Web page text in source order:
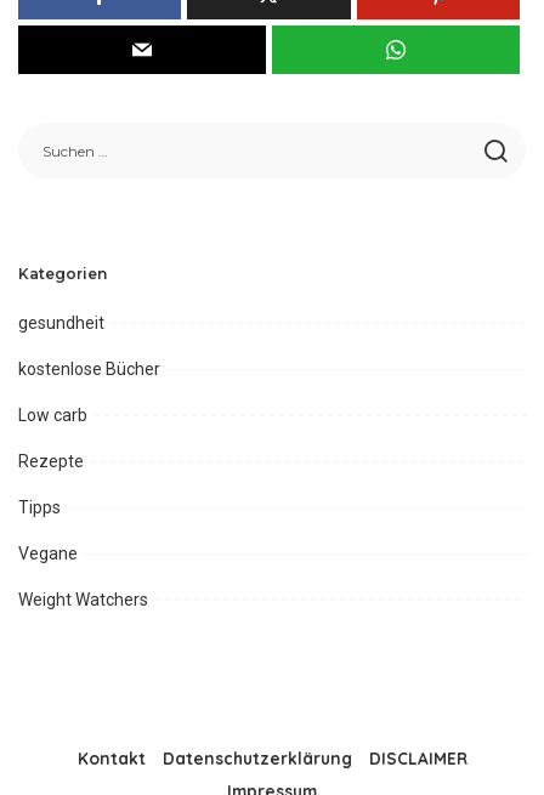
Kategorien
gesundheit
kostenlose Bücher
Low carb
Rezepte
Tipps
Vegane
Weight Watchers
Kontakt Datenschutzerklärung
DISCLAIMER
Impressum